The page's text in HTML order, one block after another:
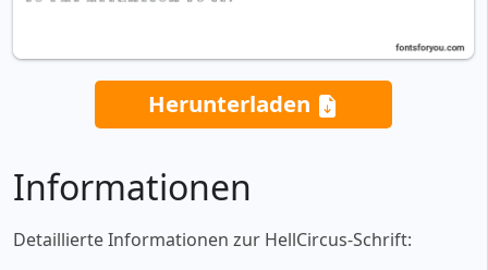
Herunterladen
Informationen
Detaillierte Informationen zur HellCircus-Schrift: